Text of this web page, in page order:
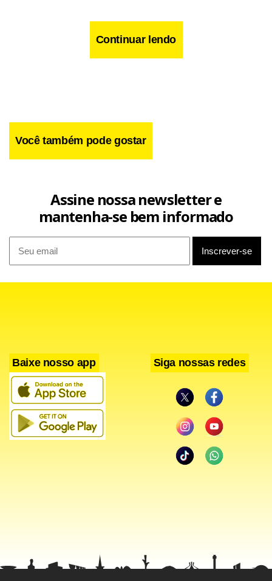
comunicou à Câmara Legislativa que também pretende se
mandato na Câmara dos Deútados, como suplente de
Alberto Fraga, que deixou a Secretaria de Transportes do
Continuar lendo
Você também pode gostar
Assine nossa newsletter e
mantenha-se bem informado
Baixe nosso app Siga nossas redes